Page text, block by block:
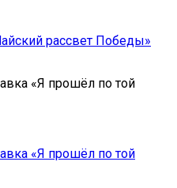
рассвет Победы»
«Я прошёл по той
«Я прошёл по той